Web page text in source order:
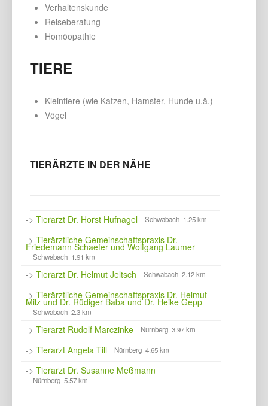
Verhaltenskunde
Reiseberatung
Homöopathie
TIERE
Kleintiere (wie Katzen, Hamster, Hunde u.ä.)
Vögel
TIERÄRZTE IN DER NÄHE
-> Tierarzt Dr. Horst Hufnagel Schwabach 1.25 km
-> Tierärztliche Gemeinschaftspraxis Dr.
Friedemann Schaefer und Wolfgang Laumer
Schwabach 1.91 km
-> Tierarzt Dr. Helmut Jeltsch Schwabach 2.12 km
-> Tierärztliche Gemeinschaftspraxis Dr. Helmut
Milz und Dr. Rüdiger Baba und Dr. Heike Gepp
Schwabach 2.3 km
-> Tierarzt Rudolf Marczinke Nürnberg 3.97 km
-> Tierarzt Angela Till Nürnberg 4.65 km
-> Tierarzt Dr. Susanne Meßmann
Nürnberg 5.57 km